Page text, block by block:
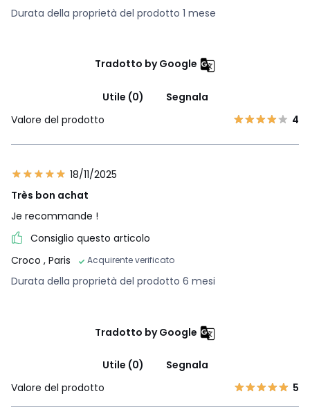
Durata della proprietà del prodotto 1 mese
Tradotto by Google
Utile (0)
Segnala
Valore del prodotto
4
18/11/2025
Très bon achat
Je recommande !
Consiglio questo articolo
Croco , Paris Acquirente verificato
Durata della proprietà del prodotto 6 mesi
Tradotto by Google
Utile (0)
Segnala
Valore del prodotto
5